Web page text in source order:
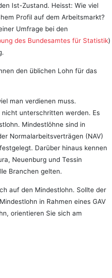
Ist-Zustand. Heisst: Wie viel
Profil auf dem Arbeitsmarkt?
Umfrage bei den
des Bundesamtes für Statistik)
den üblichen Lohn für das
man verdienen muss.
unterschritten werden. Es
Mindestlöhne sind in
Normalarbeitsverträgen (NAV)
Darüber hinaus kennen
Neuenburg und Tessin
Branchen gelten.
auf den Mindestlohn. Sollte der
in Rahmen eines GAV
orientieren Sie sich am